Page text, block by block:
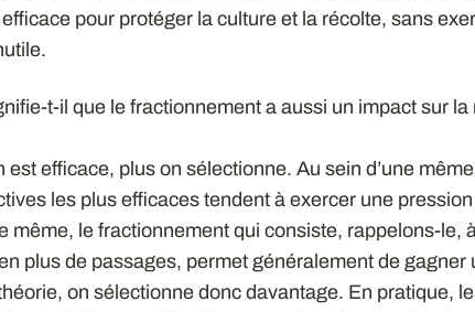
pour protéger la culture et la récolte, sans
t-il que le fractionnement a aussi un impact sur la
est efficace, plus on sélectionne. Au sein d’une
les plus efficaces tendent à exercer une
même, le fractionnement qui consiste, rappelons-le,
plus de passages, permet généralement de gagner
on sélectionne donc davantage. En pratique,